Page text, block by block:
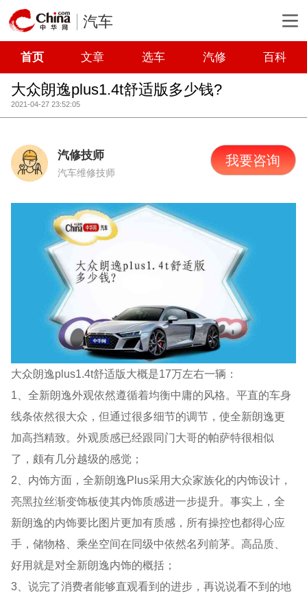
汽车
首页 文章 选车 汽修 百科
大众朗逸plus1.4t舒适版多少钱?
2021-04-27 23:52:05
汽修技师
汽车维修技师
我要咨询
大众朗逸plus1.4t舒适版大概是17万左右一辆：
1、全新朗逸外观依然遵循着均衡中庸的风格。平直的车身
线条依然很大众，但通过很多细节的调节，使全新朗逸更
加高挡精致。外观质感已经跟同门大哥的帕萨特很相似
了，颇有几分越级的感觉；
2、内饰方面，全新朗逸Plus采用大众家族化的内饰设计，
亮黑拉丝渐变饰板使其内饰质感进一步提升。事实上，全
新朗逸的内饰要比图片更加有质感，所有操控也都得心应
手，储物格、乘坐空间在同级中依然名列前茅。高品质、
好用就是对全新朗逸内饰的概括；
3、说完了消费者能够直观看到的进步，再说说看不到的地